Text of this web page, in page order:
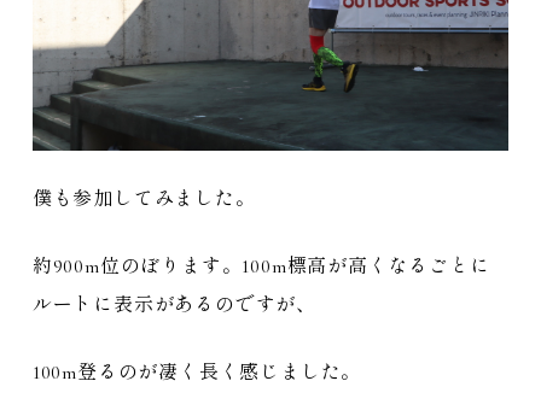
僕も参加してみました。
約900m位のぼります。100m標高が高くなるごとに
ルートに表示があるのですが、
100m登るのが凄く長く感じました。